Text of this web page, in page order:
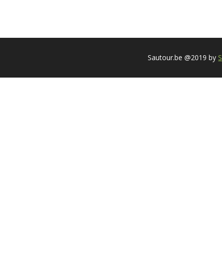
Sautour.be @2019 by